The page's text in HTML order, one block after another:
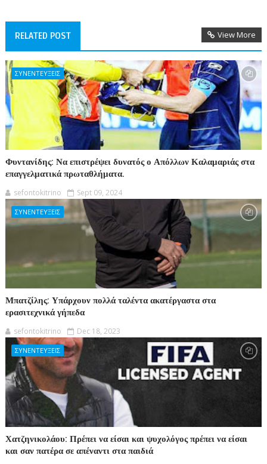
RELATED POST View More
ΣΥΝΕΝΤΕΥΞΕΙΣ
Φυντανίδης: Να επιστρέψει δυνατός ο Απόλλων Καλαμαριάς στα
επαγγελματικά πρωταθλήματα.
sefontokitrino Sept 09, 2024
ΣΥΝΕΝΤΕΥΞΕΙΣ
Μπατζίλης: Υπάρχουν πολλά ταλέντα ακατέργαστα στα
ερασιτεχνικά γήπεδα
sefontokitrino Dec 18, 2023
ΣΥΝΕΝΤΕΥΞΕΙΣ
Χατζηνικολάου: Πρέπει να είσαι και ψυχολόγος πρέπει να είσαι
και σαν πατέρα σε απέναντι στα παιδιά